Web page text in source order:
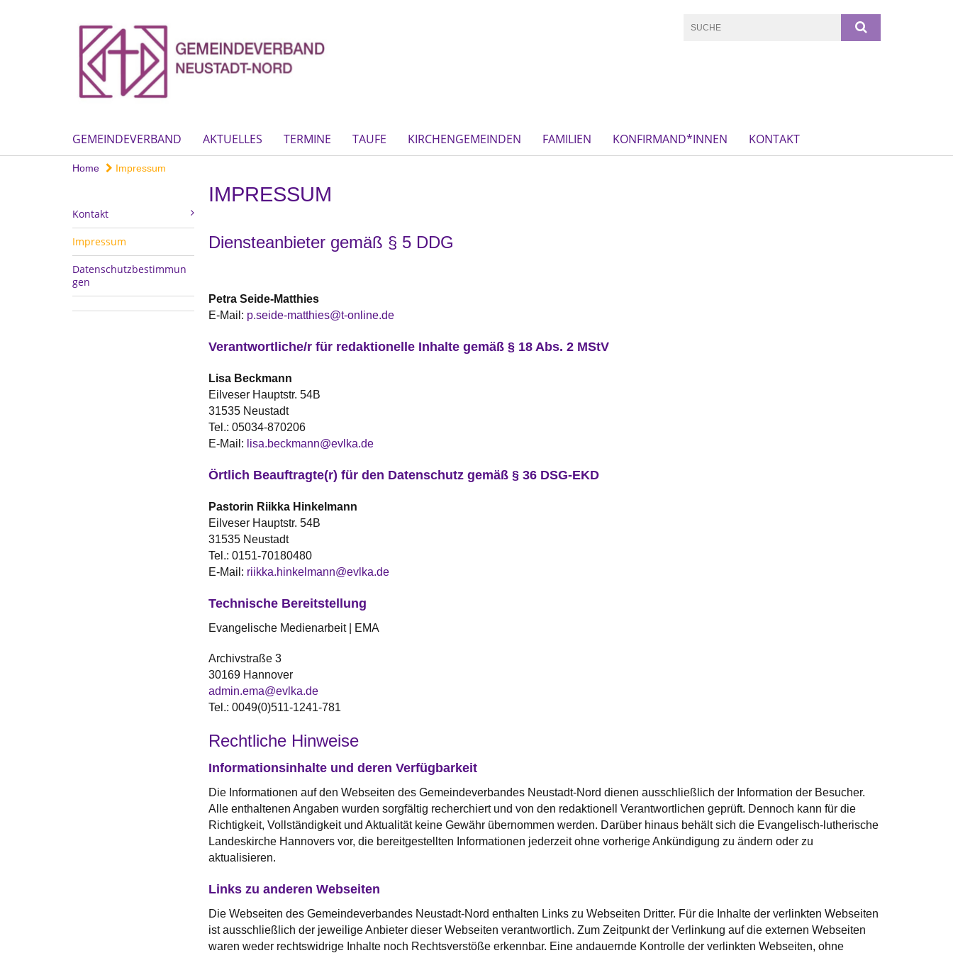
GEMEINDEVERBAND AKTUELLES TERMINE TAUFE KIRCHENGEMEINDEN FAMILIEN KONFIRMAND*INNEN KONTAKT
Home Impressum
Kontakt
Impressum
Datenschutzbestimmun
gen
IMPRESSUM
Diensteanbieter gemäß § 5 DDG
Petra Seide-Matthies
E-Mail: p.seide-matthies@t-online.de
Verantwortliche/r für redaktionelle Inhalte gemäß § 18 Abs. 2 MStV
Lisa Beckmann
Eilveser Hauptstr. 54B
31535 Neustadt
Tel.: 05034-870206
E-Mail: lisa.beckmann@evlka.de
Örtlich Beauftragte(r) für den Datenschutz gemäß § 36 DSG-EKD
Pastorin Riikka Hinkelmann
Eilveser Hauptstr. 54B
31535 Neustadt
Tel.: 0151-70180480
E-Mail: riikka.hinkelmann@evlka.de
Technische Bereitstellung
Evangelische Medienarbeit | EMA
Archivstraße 3
30169 Hannover
admin.ema@evlka.de
Tel.: 0049(0)511-1241-781
Rechtliche Hinweise
Informationsinhalte und deren Verfügbarkeit
Die Informationen auf den Webseiten des Gemeindeverbandes Neustadt-Nord dienen ausschließlich der Information der Besucher.
Alle enthaltenen Angaben wurden sorgfältig recherchiert und von den redaktionell Verantwortlichen geprüft. Dennoch kann für die
Richtigkeit, Vollständigkeit und Aktualität keine Gewähr übernommen werden. Darüber hinaus behält sich die Evangelisch-lutherische
Landeskirche Hannovers vor, die bereitgestellten Informationen jederzeit ohne vorherige Ankündigung zu ändern oder zu
aktualisieren.
Links zu anderen Webseiten
Die Webseiten des Gemeindeverbandes Neustadt-Nord enthalten Links zu Webseiten Dritter. Für die Inhalte der verlinkten Webseiten
ist ausschließlich der jeweilige Anbieter dieser Webseiten verantwortlich. Zum Zeitpunkt der Verlinkung auf die externen Webseiten
waren weder rechtswidrige Inhalte noch Rechtsverstöße erkennbar. Eine andauernde Kontrolle der verlinkten Webseiten, ohne